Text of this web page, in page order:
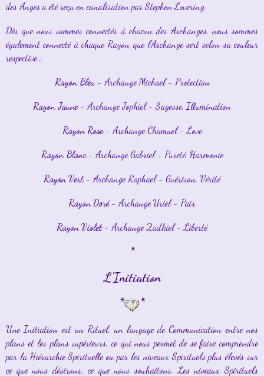
des Anges a été reçu en canalisation par Stephen Lovering.
Dès que nous sommes connectés à chacun des Archanges, nous sommes
également connecté à chaque Rayon que l'Archange sert selon sa couleur
respective ;
Rayon Bleu- Archange Michael - Protection
Rayon Jaune- Archange Jophiel - Sagesse, Illumination
Rayon Rose- Archange Chamuel - Love
Rayon Blanc- Archange Gabriel - Pureté, Harmonie
Rayon Vert- Archange Raphael - Guérison, Vérité
Rayon Doré- Archange Uriel - Paix
Rayon Violet- Archange Zadkiel - Liberté
*
L'Initiation
*
*
Une Initiation est un Rituel, un langage de Communication entre nos
plans et les plans supérieurs, ce qui nous permet de se faire comprendre
par la Hiérarchie Spirituelle ou par les niveaux Spirituels plus élevés sur
ce que nous désirons, ce que nous souhaitons. Les niveaux Spirituels